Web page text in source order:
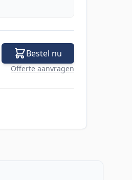
Bestel nu
Offerte aanvragen